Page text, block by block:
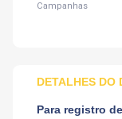
Campanhas
DETALHES DO
Para registro